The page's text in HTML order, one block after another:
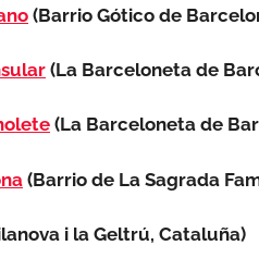
(Barrio Gótico de
(La Barceloneta de
(La Barceloneta de
(Barrio de La Sagrada
i la Geltrú, Cataluña)